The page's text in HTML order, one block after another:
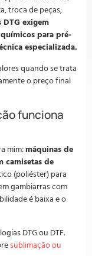
troca de peças,
exigem
para pré-
especializada.
quando se trata
o preço final
funciona
mim:máquinas de
camisetas de
(poliéster) para
gambiarras com
é baixa e o
DTG ou DTF.
sublimação ou